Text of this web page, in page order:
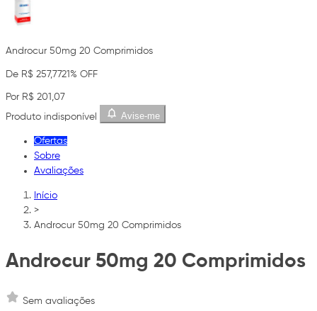
Androcur 50mg 20 Comprimidos
De R$ 257,7721% OFF
Por R$ 201,07
Produto indisponível
Avise-me
Ofertas
Sobre
Avaliações
Início
>
Androcur 50mg 20 Comprimidos
Androcur 50mg 20 Comprimidos
Sem avaliações